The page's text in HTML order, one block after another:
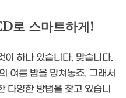
로 스마트하게!
이 하나 있습니다. 맞습니다.
여름 밤을 망쳐놓죠. 그래서
다양한 방법을 찾고 있습니